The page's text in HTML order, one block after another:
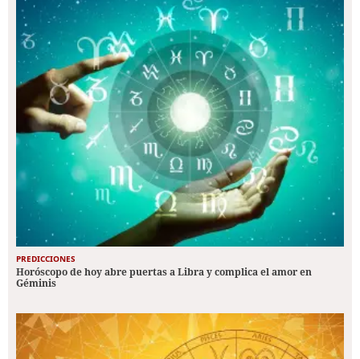
PREDICCIONES
Horóscopo de hoy abre puertas a Libra y complica el amor en
Géminis